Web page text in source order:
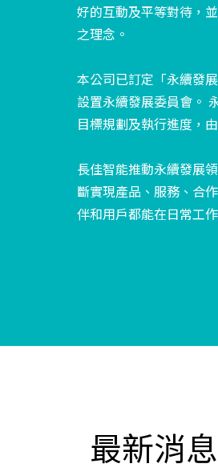
好的互動及平等對待，
之理念。
本公司已訂定「永續發
設置永續發展委員會。
目標規劃及執行進度，
長佳智能推動永續發展
斷實現產品、服務、合
伴和用戶都能在日常工
最新消息